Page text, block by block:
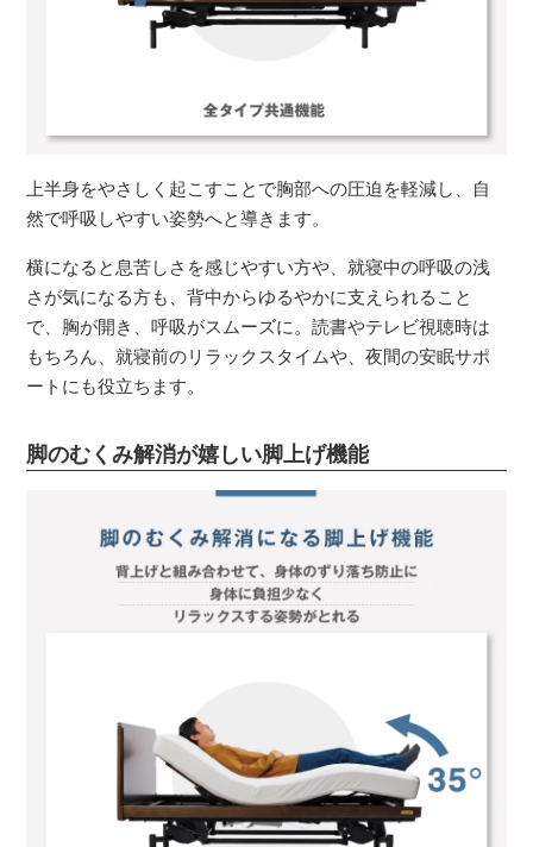
上半身をやさしく起こすことで胸部への圧迫を軽減し、自
然で呼吸しやすい姿勢へと導きます。
横になると息苦しさを感じやすい方や、就寝中の呼吸の浅
さが気になる方も、背中からゆるやかに支えられること
で、胸が開き、呼吸がスムーズに。読書やテレビ視聴時は
もちろん、就寝前のリラックスタイムや、夜間の安眠サポ
ートにも役立ちます。
脚のむくみ解消が嬉しい脚上げ機能